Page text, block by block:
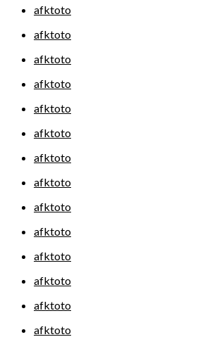
afktoto
afktoto
afktoto
afktoto
afktoto
afktoto
afktoto
afktoto
afktoto
afktoto
afktoto
afktoto
afktoto
afktoto